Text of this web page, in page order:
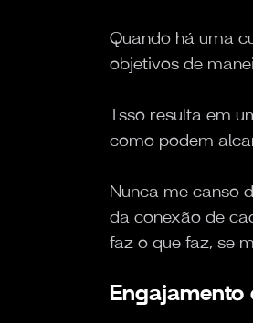
Quando há uma
objetivos de
Isso resulta em
como podem
Nunca me canso
da conexão de
faz o que faz, se
Engajamento